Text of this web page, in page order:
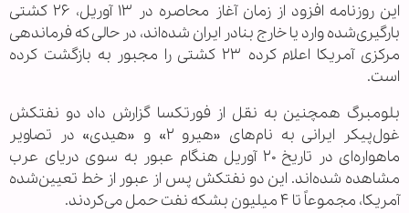
این روزنامه افزود از زمان آغاز محاصره در ۱۳ آوریل، ۲۶ کشتی
بارگیری‌شده وارد یا خارج بنادر ایران شده‌اند، در حالی که فرماندهی
مرکزی آمریکا اعلام کرده ۲۳ کشتی را مجبور به بازگشت کرده
است.
بلومبرگ همچنین به نقل از فورتکسا گزارش داد دو نفتکش
غول‌پیکر ایرانی به نام‌های «هیرو ۲» و «هیدی» در تصاویر
ماهواره‌ای در تاریخ ۲۰ آوریل هنگام عبور به سوی دریای عرب
مشاهده شده‌اند. این دو نفتکش پس از عبور از خط تعیین‌شده
آمریکا، مجموعاً تا ۴ میلیون بشکه نفت حمل می‌کردند.